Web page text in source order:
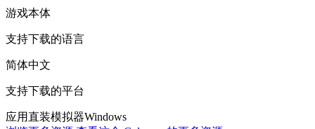
游戏本体
支持下载的语言
简体中文
支持下载的平台
应用直装模拟器Windows